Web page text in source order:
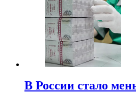
В России стало